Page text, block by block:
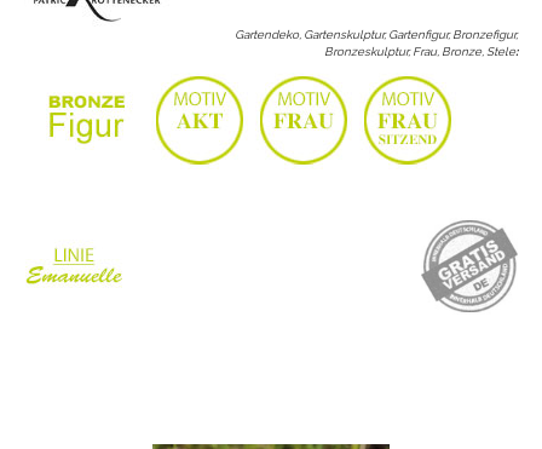
Gartendeko, Gartenskulptur, Gartenfigur, Bronzefigur,
Bronzeskulptur, Frau, Bronze, Stele: